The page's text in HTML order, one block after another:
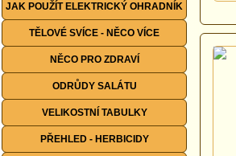
JAK POUŽÍT ELEKTRICKÝ OHRADNÍK
TĚLOVÉ SVÍCE - NĚCO VÍCE
NĚCO PRO ZDRAVÍ
ODRŮDY SALÁTU
VELIKOSTNÍ TABULKY
PŘEHLED - HERBICIDY